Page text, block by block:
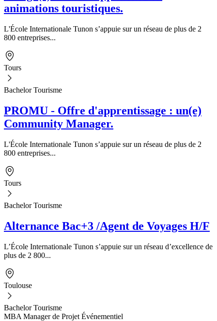
animations touristiques.
L'École Internationale Tunon s’appuie sur un réseau de plus de 2
800 entreprises...
Tours
Bachelor Tourisme
PROMU - Offre d'apprentissage : un(e)
Community Manager.
L'École Internationale Tunon s’appuie sur un réseau de plus de 2
800 entreprises...
Tours
Bachelor Tourisme
Alternance Bac+3 /Agent de Voyages H/F
L’École Internationale Tunon s’appuie sur un réseau d’excellence de
plus de 2 800...
Toulouse
Bachelor Tourisme
MBA Manager de Projet Événementiel